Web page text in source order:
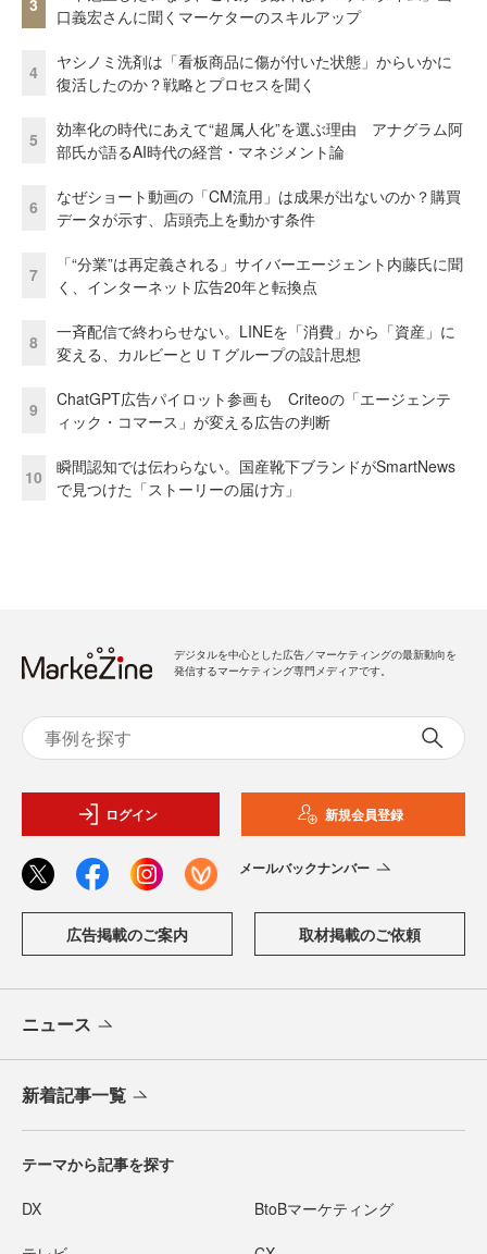
3
口義宏さんに聞くマーケターのスキルアップ
4
ヤシノミ洗剤は「看板商品に傷が付いた状態」からいかに
復活したのか？戦略とプロセスを聞く
5
効率化の時代にあえて“超属人化”を選ぶ理由 アナグラム阿
部氏が語るAI時代の経営・マネジメント論
6
なぜショート動画の「CM流用」は成果が出ないのか？購買
データが示す、店頭売上を動かす条件
7
「“分業”は再定義される」サイバーエージェント内藤氏に聞
く、インターネット広告20年と転換点
8
一斉配信で終わらせない。LINEを「消費」から「資産」に
変える、カルビーとＵＴグループの設計思想
9
ChatGPT広告パイロット参画も Criteoの「エージェンテ
ィック・コマース」が変える広告の判断
10
瞬間認知では伝わらない。国産靴下ブランドがSmartNews
で見つけた「ストーリーの届け方」
デジタルを中心とした広告／マーケティングの最新動向を
発信するマーケティング専門メディアです。
ログイン 新規会員登録
メールバックナンバー
広告掲載のご案内 取材掲載のご依頼
ニュース
新着記事一覧
テーマから記事を探す
DX BtoBマーケティング